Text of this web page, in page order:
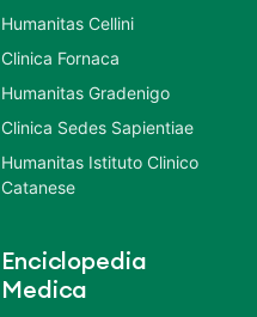
Humanitas Cellini
Clinica Fornaca
Humanitas Gradenigo
Clinica Sedes Sapientiae
Humanitas Istituto Clinico
Catanese
Enciclopedia
Medica